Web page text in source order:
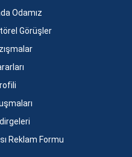
Odamız
Görüşler
Reklam Formu